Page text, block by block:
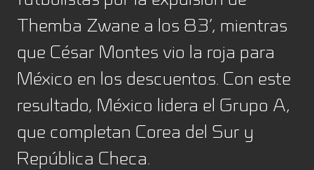
Themba Zwane a los 83’, mientras
que César Montes vio la roja para
México en los descuentos. Con este
resultado, México lidera el Grupo A,
que completan Corea del Sur y
República Checa.